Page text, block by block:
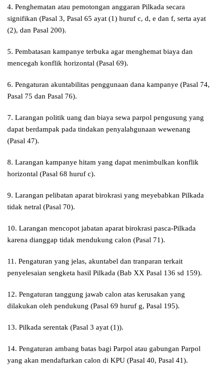
4. Penghematan atau pemotongan anggaran Pilkada secara
signifikan (Pasal 3, Pasal 65 ayat (1) huruf c, d, e dan f, serta ayat
(2), dan Pasal 200).
5. Pembatasan kampanye terbuka agar menghemat biaya dan
mencegah konflik horizontal (Pasal 69).
6. Pengaturan akuntabilitas penggunaan dana kampanye (Pasal 74,
Pasal 75 dan Pasal 76).
7. Larangan politik uang dan biaya sewa parpol pengusung yang
dapat berdampak pada tindakan penyalahgunaan wewenang
(Pasal 47).
8. Larangan kampanye hitam yang dapat menimbulkan konflik
horizontal (Pasal 68 huruf c).
9. Larangan pelibatan aparat birokrasi yang meyebabkan Pilkada
tidak netral (Pasal 70).
10. Larangan mencopot jabatan aparat birokrasi pasca-Pilkada
karena dianggap tidak mendukung calon (Pasal 71).
11. Pengaturan yang jelas, akuntabel dan tranparan terkait
penyelesaian sengketa hasil Pilkada (Bab XX Pasal 136 sd 159).
12. Pengaturan tanggung jawab calon atas kerusakan yang
dilakukan oleh pendukung (Pasal 69 huruf g, Pasal 195).
13. Pilkada serentak (Pasal 3 ayat (1)).
14. Pengaturan ambang batas bagi Parpol atau gabungan Parpol
yang akan mendaftarkan calon di KPU (Pasal 40, Pasal 41).